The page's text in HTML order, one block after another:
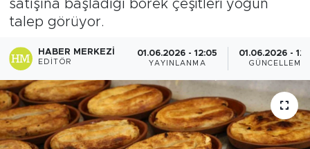
satışına başladığı börek çeşitleri yoğun
talep görüyor.
HABER MERKEZI
EDITÖR
01.06.2026 - 12:05
YAYINLANMA
01.06.2026 -
GÜNCELLEME
Haber Arşivi